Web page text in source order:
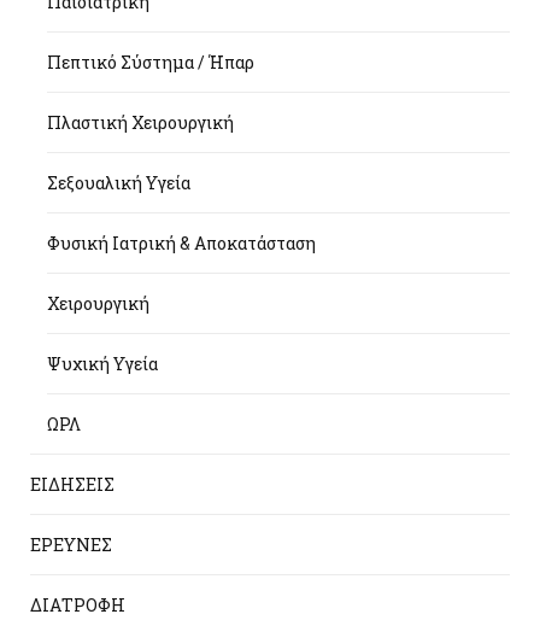
Πεπτικό Σύστημα / Ήπαρ
Πλαστική Χειρουργική
Σεξουαλική Υγεία
Φυσική Ιατρική & Αποκατάσταση
Χειρουργική
Ψυχική Υγεία
ΩΡΛ
ΕΙΔΗΣΕΙΣ
ΕΡΕΥΝΕΣ
ΔΙΑΤΡΟΦΗ